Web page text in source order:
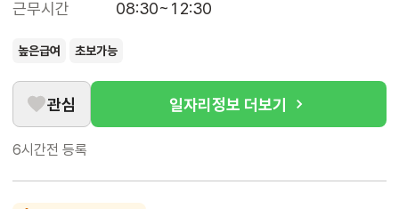
근무시간
08:30~12:30
높은급여 초보가능
관심 일자리정보 더보기
6시간전 등록